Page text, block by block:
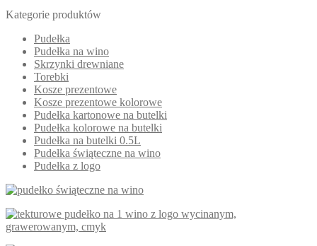
Kategorie produktów
Pudełka
Pudełka na wino
Skrzynki drewniane
Torebki
Kosze prezentowe
Kosze prezentowe kolorowe
Pudełka kartonowe na butelki
Pudełka kolorowe na butelki
Pudełka na butelki 0.5L
Pudełka świąteczne na wino
Pudełka z logo